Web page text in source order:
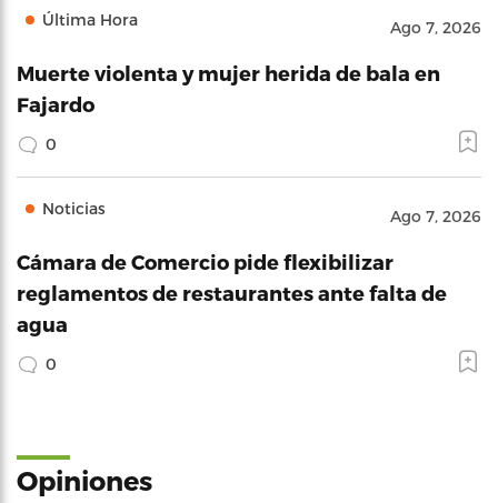
Última Hora Ago 7, 2026
Muerte violenta y mujer herida de bala en
Fajardo
0
Noticias Ago 7, 2026
Cámara de Comercio pide flexibilizar
reglamentos de restaurantes ante falta de
agua
0
Opiniones